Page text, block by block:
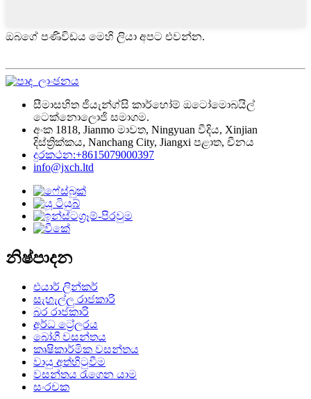
ඔබගේ පණිවිඩය මෙහි ලියා අපට එවන්න.
සීමාසහිත ජියැන්ග්සි කාර්හෝම් ඔටෝමොබයිල්
ටෙක්නොලොජි සමාගම.
අංක 1818, Jianmo මාවත, Ningyuan වීදිය, Xinjian
දිස්ත්‍රික්කය, Nanchang City, Jiangxi පළාත, චීනය
දුරකථන:+8615079000397
info@jxch.ltd
නිෂ්පාදන
එයාර් ලින්කර්
සැහැල්ලු රාජකාරි
බර රාජකාරි
අර්ධ ට්‍රේලරය
බෝගී වසන්තය
කෘෂිකාර්මික වසන්තය
වායු අත්හිටුවීම
වසන්තය රැගෙන යාම
සංරචක